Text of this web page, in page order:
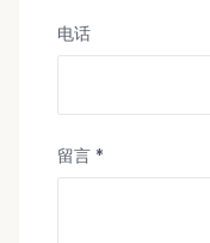
电话
留言 *